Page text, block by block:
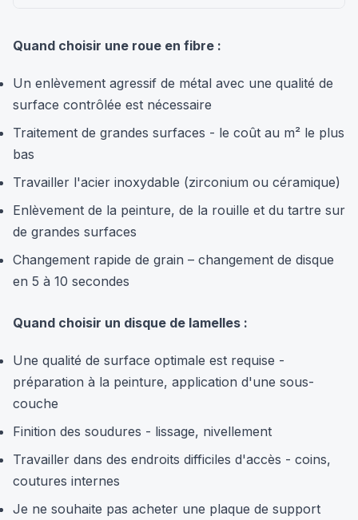
Quand choisir une roue en fibre :
Un enlèvement agressif de métal avec une qualité de
surface contrôlée est nécessaire
Traitement de grandes surfaces - le coût au m² le plus
bas
Travailler l'acier inoxydable (zirconium ou céramique)
Enlèvement de la peinture, de la rouille et du tartre sur
de grandes surfaces
Changement rapide de grain – changement de disque
en 5 à 10 secondes
Quand choisir un disque de lamelles :
Une qualité de surface optimale est requise -
préparation à la peinture, application d'une sous-
couche
Finition des soudures - lissage, nivellement
Travailler dans des endroits difficiles d'accès - coins,
coutures internes
Je ne souhaite pas acheter une plaque de support